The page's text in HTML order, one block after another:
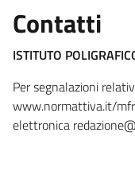
Contatti
ISTITUTO
Per segnalazioni
www.normattiva.it/
elettronica redazi